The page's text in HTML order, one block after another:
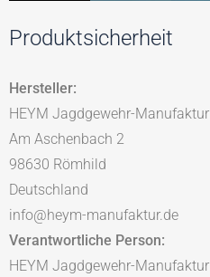
Produktsicherheit
Hersteller:
HEYM Jagdgewehr-
Am Aschenbach 2
98630 Römhild
Deutschland
info@heym-manufaktur.de
Verantwortliche Person:
HEYM Jagdgewehr-